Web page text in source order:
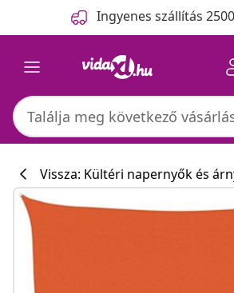
Ingyenes szállítás
Vissza: Kültéri napernyők és